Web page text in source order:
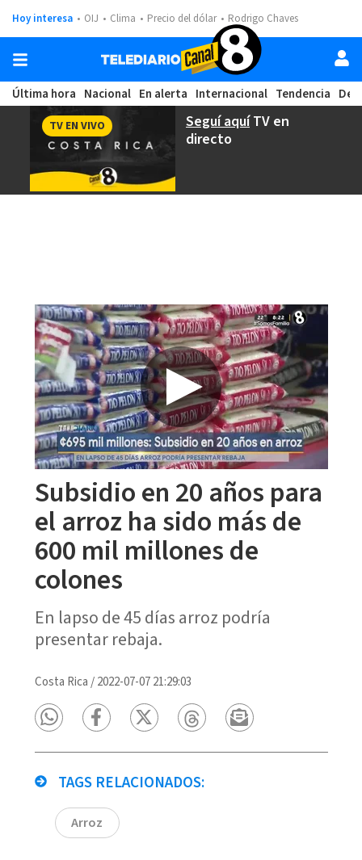
Hoy interesa OIJ Clima Precio del dólar Rodrigo Chaves
Última hora Nacional En alerta Internacional Tendencia
Seguí aquíTV en
directo
TV EN VIVO
Subsidio en 20 años para
el arroz ha sido más de
600 mil millones de
colones
En lapso de 45 días arroz podría
presentar rebaja.
Costa Rica /2022-07-07 21:29:03
TAGS RELACIONADOS:
Arroz